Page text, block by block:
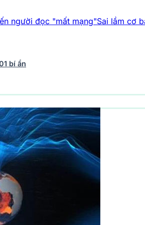
"mất mạng" Sai lầm cơ bản của
bí ẩn
trụ242 bài viếtY học - Sức khỏe